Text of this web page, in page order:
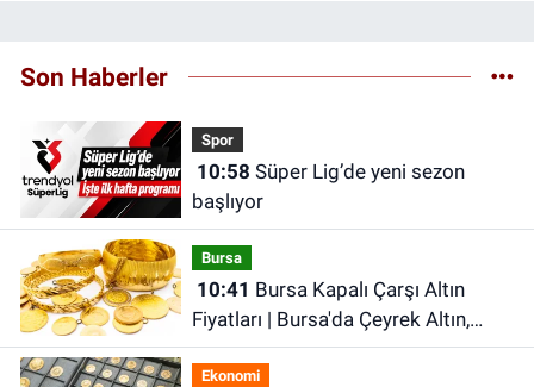
Son Haberler
Spor
10:58
başlıyor
Bursa
10:41
Fiyatları | Bursa'da Çeyrek Altın,
Gram Altın, Tam Altın Ne Kadar? En
Güncel Altın Fiyatları
Ekonomi